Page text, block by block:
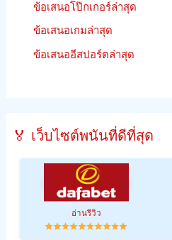
ข้อเสนอโป๊กเกอร์ล่าสุด
ข้อเสนอเกมล่าสุด
ข้อเสนออีสปอร์ตล่าสุด
🏅 เว็บไซต์พนันที่ดีที่สุด
อ่านรีวิว